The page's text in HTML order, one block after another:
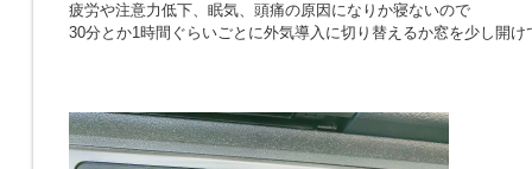
疲労や注意力低下、眠気、頭痛の原因になりか寝ないので
30分とか1時間ぐらいごとに外気導入に切り替えるか窓を少し開け